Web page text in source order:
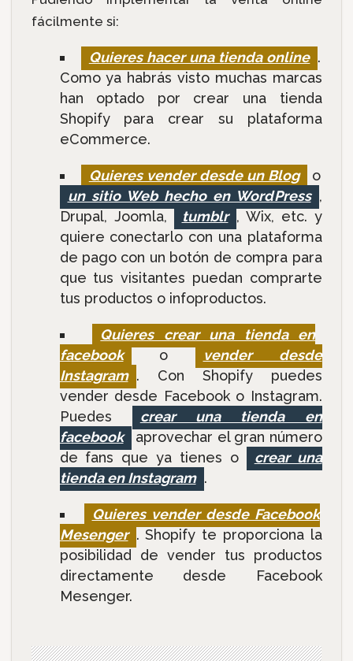
fácilmente si:
Quieres hacer una tienda online .
Como ya habrás visto muchas marcas
han optado por crear una tienda
Shopify para crear su plataforma
eCommerce.
Quieres vender desde un Blog
o
un sitio Web hecho en WordPress ,
Drupal, Joomla,
tumblr , Wix, etc. y
quiere conectarlo con una plataforma
de pago con un botón de compra para
que tus visitantes puedan comprarte
tus productos o infoproductos.
Quieres crear una tienda en
facebook
o
vender desde
Instagram . Con Shopify puedes
vender desde Facebook o Instagram.
Puedes
crear una tienda en
facebook
aprovechar el gran número
de fans que ya tienes o
crear una
tienda en Instagram .
Quieres vender desde Facebook
Mesenger . Shopify te proporciona la
posibilidad de vender tus productos
directamente desde Facebook
Mesenger.